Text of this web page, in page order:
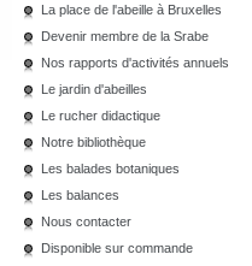
La place de l'abeille à Bruxelles
Devenir membre de la Srabe
Nos rapports d'activités annuels
Le jardin d'abeilles
Le rucher didactique
Notre bibliothèque
Les balades botaniques
Les balances
Nous contacter
Disponible sur commande